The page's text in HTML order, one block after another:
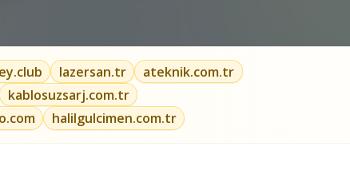
lazersan.tr
ateknik.com.tr
kablosuzsarj.com.tr
halilgulcimen.com.tr